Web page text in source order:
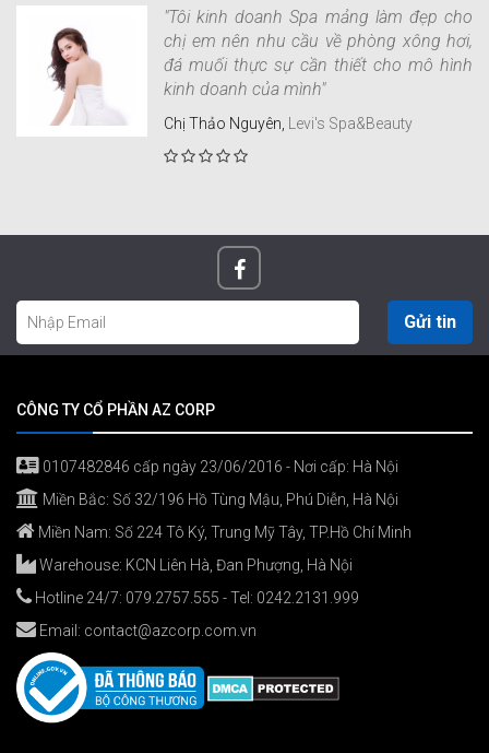
"Tôi kinh doanh Spa mảng làm đẹp cho
chị em nên nhu cầu về phòng xông hơi,
đá muối thực sự cần thiết cho mô hình
kinh doanh của mình"
Chị Thảo Nguyên, Levi's Spa&Beauty
Gửi tin
CÔNG TY CỔ PHẦN AZ CORP
0107482846 cấp ngày 23/06/2016 - Nơi cấp: Hà Nội
Miền Bắc: Số 32/196 Hồ Tùng Mậu, Phú Diễn, Hà Nội
Miền Nam: Số 224 Tô Ký, Trung Mỹ Tây, TP.Hồ Chí Minh
Warehouse: KCN Liên Hà, Đan Phượng, Hà Nội
Hotline 24/7: 079.2757.555 - Tel: 0242.2131.999
Email: contact@azcorp.com.vn